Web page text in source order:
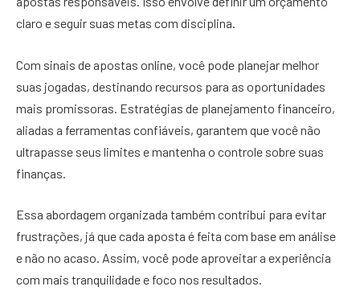
claro e seguir suas metas com disciplina.
Com sinais de apostas online, você pode planejar melhor
suas jogadas, destinando recursos para as oportunidades
mais promissoras. Estratégias de planejamento financeiro,
aliadas a ferramentas confiáveis, garantem que você não
ultrapasse seus limites e mantenha o controle sobre suas
finanças.
Essa abordagem organizada também contribui para evitar
frustrações, já que cada aposta é feita com base em análise
e não no acaso. Assim, você pode aproveitar a experiência
com mais tranquilidade e foco nos resultados.